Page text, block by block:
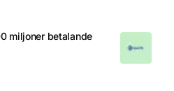
miljoner betalande